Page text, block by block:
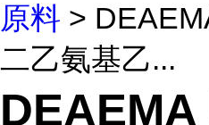
原料 >
二乙氨基乙...